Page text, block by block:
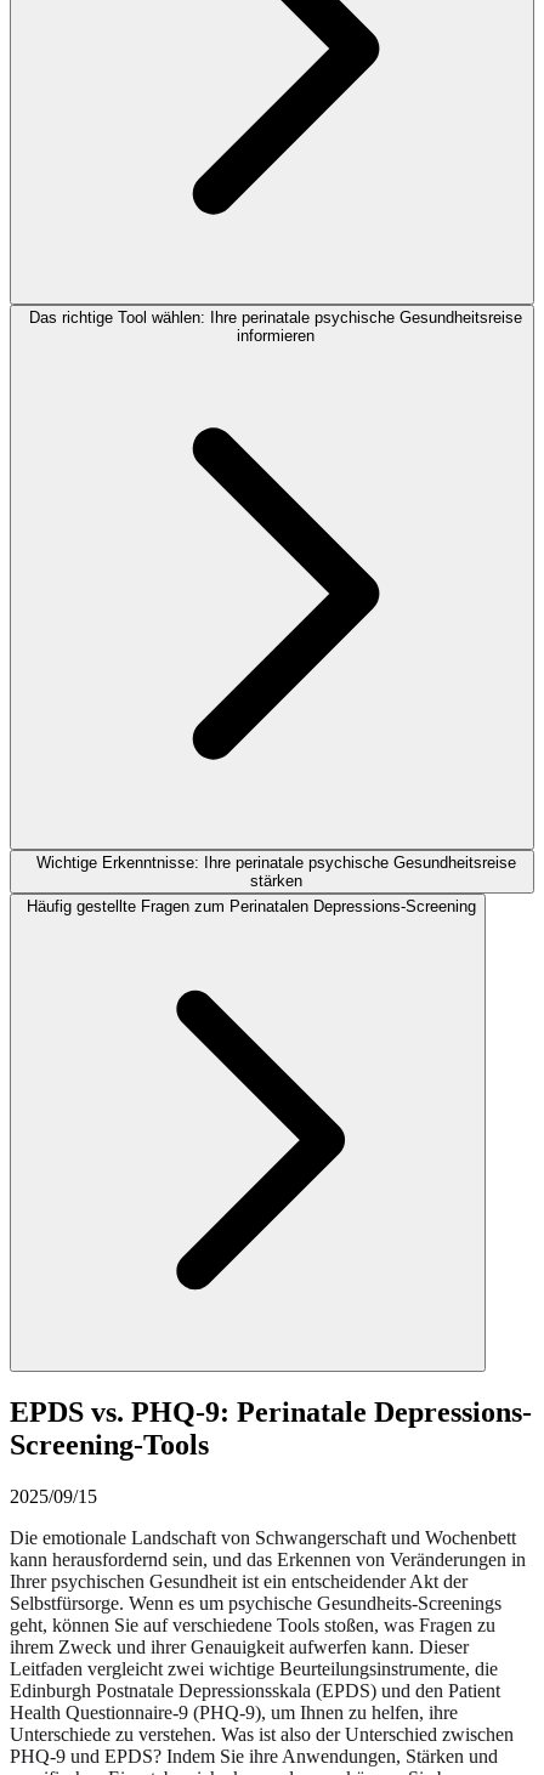
Das richtige Tool wählen: Ihre perinatale psychische Gesundheitsreise
informieren
Wichtige Erkenntnisse: Ihre perinatale psychische Gesundheitsreise
stärken
Häufig gestellte Fragen zum Perinatalen Depressions-Screening
EPDS vs. PHQ-9: Perinatale Depressions-
Screening-Tools
2025/09/15
Die emotionale Landschaft von Schwangerschaft und Wochenbett
kann herausfordernd sein, und das Erkennen von Veränderungen in
Ihrer psychischen Gesundheit ist ein entscheidender Akt der
Selbstfürsorge. Wenn es um psychische Gesundheits-Screenings
geht, können Sie auf verschiedene Tools stoßen, was Fragen zu
ihrem Zweck und ihrer Genauigkeit aufwerfen kann. Dieser
Leitfaden vergleicht zwei wichtige Beurteilungsinstrumente, die
Edinburgh Postnatale Depressionsskala (EPDS) und den Patient
Health Questionnaire-9 (PHQ-9), um Ihnen zu helfen, ihre
Unterschiede zu verstehen. Was ist also der Unterschied zwischen
PHQ-9 und EPDS? Indem Sie ihre Anwendungen, Stärken und